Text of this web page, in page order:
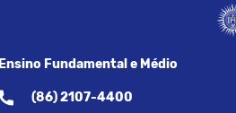
Ensino Fundamental e Médio
(86) 2107-4400